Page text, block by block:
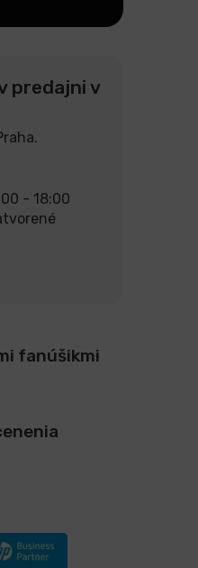
predajni v
- 18:00
fanúšikmi